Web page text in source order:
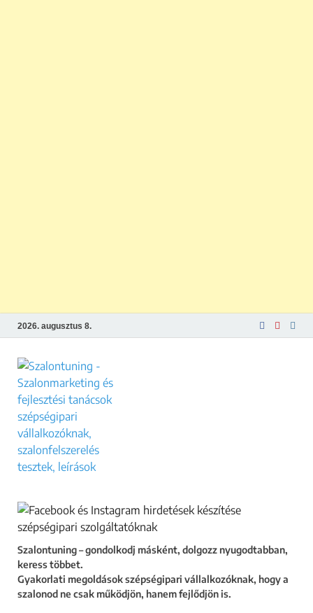
2026. augusztus 8.
Szalontuning – gondolkodj másként, dolgozz nyugodtabban,
keress többet.
Gyakorlati megoldások szépségipari vállalkozóknak, hogy a
szalonod ne csak működjön, hanem fejlődjön is.